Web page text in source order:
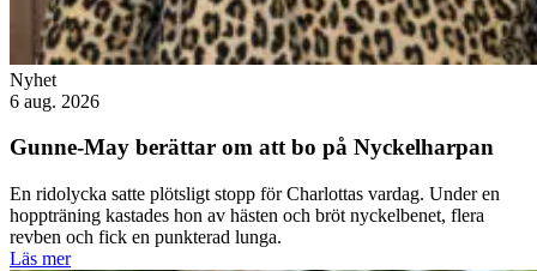
Nyhet
6 aug. 2026
Gunne-May berättar om att bo på Nyckelharpan
En ridolycka satte plötsligt stopp för Charlottas vardag. Under en
hoppträning kastades hon av hästen och bröt nyckelbenet, flera
revben och fick en punkterad lunga.
Läs mer